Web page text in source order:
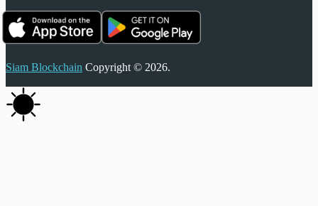
Siam Blockchain Copyright © 2026.